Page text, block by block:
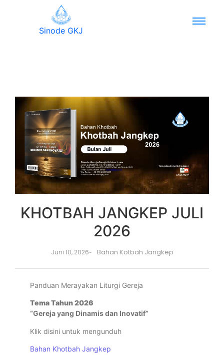
Sinode GKJ
KHOTBAH JANGKEP JULI
2026
Juni 10, 2026- Bahan Kotbah Jangkep
Panduan Merayakan Liturgi Gereja
Tema Tahun 2026
“Gereja yang Dinamis dan Inovatif”
Klik disini untuk mengunduh
Bahan Khotbah Jangkep